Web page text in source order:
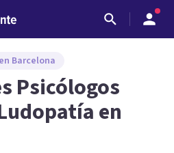
Barcelona
Psicólogos
en